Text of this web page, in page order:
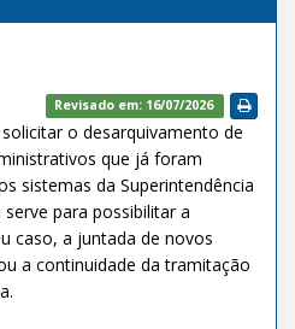
Revisado em: 16/07/2026
o desarquivamento de
que já foram
sistemas da Superintendência
para possibilitar a
caso, a juntada de novos
a continuidade da tramitação